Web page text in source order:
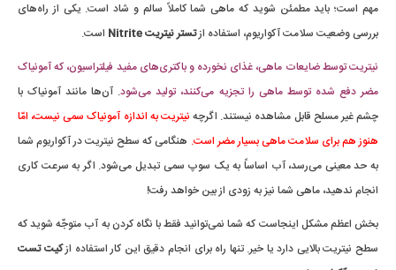
مهم است؛ باید مطمئن شوید که ماهی شما کاملاً سالم و شاد است. یکی از راه‌های
بررسی وضعیت سلامت آکواریوم، استفاده ازتستر نیتریت Nitrite
است.
نیتریت توسط ضایعات ماهی، غذای نخورده و باکتری‌های مفید فیلتراسیون، که آمونیاک
مضر دفع شده توسط ماهی را تجزیه می‌کنند، تولید می‌شود. آن‌ها مانند آمونیاک با
چشم غیر مسلح قابل مشاهده نیستند. اگرچهنیتریت به اندازه آمونیاک سمی نیست، امّا
هنوز هم برای سلامت ماهی بسیار مضر است. هنگامی که سطح نیتریت در آکواریوم شما
به حد معینی می‌رسد، آب اساساً به یک سوپ سمی تبدیل می‌شود. اگر به سرعت کاری
انجام ندهید، ماهی شما نیز به زودی از بین خواهد رفت!
بخش اعظم مشکل اینجاست که شما نمی‌توانید فقط با نگاه کردن به آب متوجّه شوید که
سطح نیتریت بالایی دارد یا خیر. تنها راه برای انجام دقیق این کار استفاده ازکیت تست